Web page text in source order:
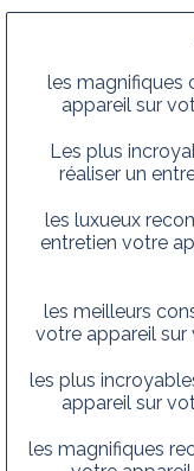
les magnifiques
appareil sur
Les plus
réaliser un
les luxueux
entretien votre
les meilleurs
votre appareil
les plus
appareil sur
les magnifiques